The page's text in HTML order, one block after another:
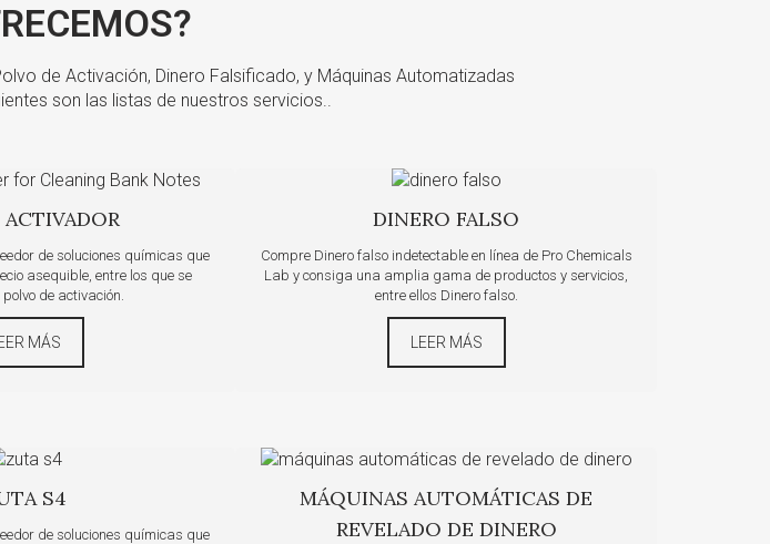
de Activación, Dinero Falsificado, y Máquinas Automatizadas
son las listas de nuestros servicios..
de soluciones químicas que
asequible, entre los que se
de activación.
MÁS
DINERO FALSO
Compre Dinero falso indetectable en línea de Pro Chemicals
Lab y consiga una amplia gama de productos y servicios,
entre ellos Dinero falso.
LEER MÁS
S4
de soluciones químicas que
MÁQUINAS AUTOMÁTICAS DE
REVELADO DE DINERO